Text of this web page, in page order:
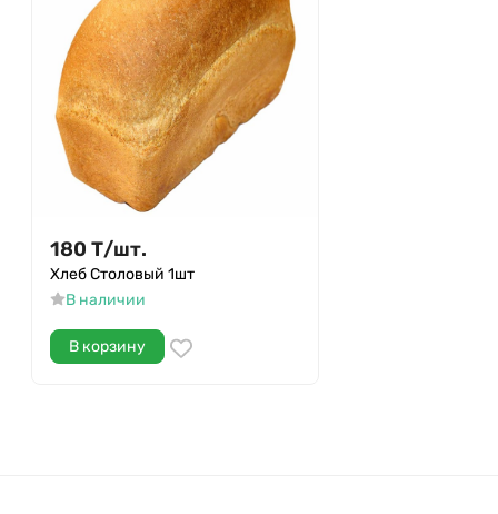
180 Т/шт.
Хлеб Столовый 1шт
В наличии
В корзину